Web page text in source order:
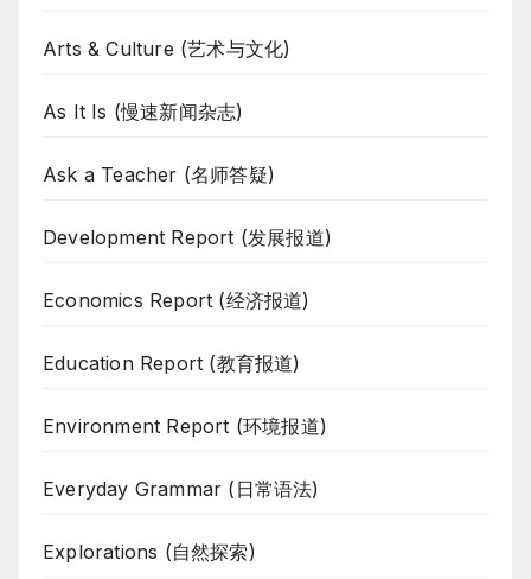
Arts & Culture (艺术与文化)
As It Is (慢速新闻杂志)
Ask a Teacher (名师答疑)
Development Report (发展报道)
Economics Report (经济报道)
Education Report (教育报道)
Environment Report (环境报道)
Everyday Grammar (日常语法)
Explorations (自然探索)